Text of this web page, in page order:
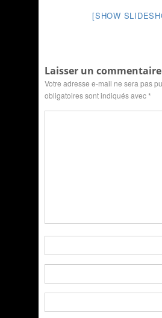
[SHOW
Laisser un commentaire
Votre adresse e-mail ne sera pas
obligatoires sont indiqués avec*